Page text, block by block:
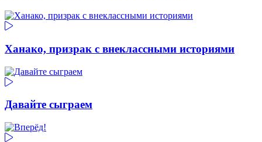
Ханако, призрак с внеклассными историями
Давайте сыграем